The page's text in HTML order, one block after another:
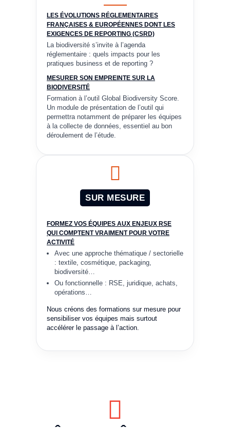
LES ÉVOLUTIONS RÉGLEMENTAIRES
FRANÇAISES & EUROPÉENNES DONT LES
EXIGENCES DE REPORTING (CSRD)
La biodiversité s’invite à l’agenda
réglementaire : quels impacts pour les
pratiques business et de reporting ?
MESURER SON EMPREINTE SUR LA
BIODIVERSITÉ
Formation à l’outil Global Biodiversity Score.
Un module de présentation de l’outil qui
permettra notamment de préparer les équipes
à la collecte de données, essentiel au bon
déroulement de l’étude.
SUR MESURE
FORMEZ VOS ÉQUIPES AUX ENJEUX RSE
QUI COMPTENT VRAIMENT POUR VOTRE
ACTIVITÉ
Avec une approche thématique / sectorielle
: textile, cosmétique, packaging,
biodiversité…
Ou fonctionnelle : RSE, juridique, achats,
opérations…
Nous créons des formations sur mesure pour
sensibiliser vos équipes mais surtout
accélérer le passage à l’action.